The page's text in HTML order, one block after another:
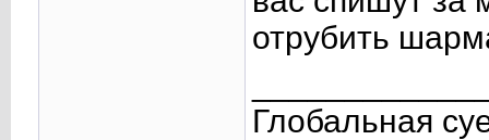
отрубить
Глобальная